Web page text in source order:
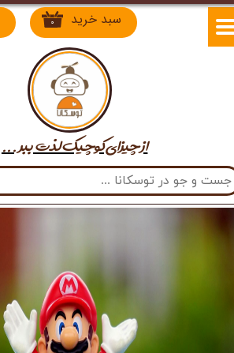
۰ سبد خرید
حساب کاربری من
خروج از حساب کاربریاز چیزای کوچیک لذت​​​​​​​ ببر ...